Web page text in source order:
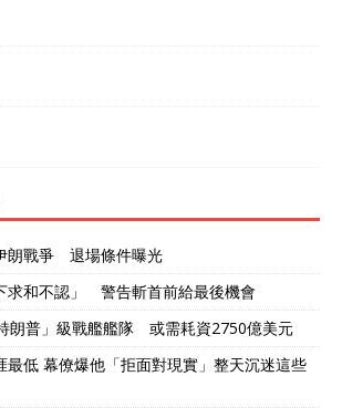
朗戰爭 退場條件曝光
求和不認」 警告斬首前給最後機會
朗普」級戰艦艦隊 或需耗資2750億美元
最低 幕僚爆他「拒面對現實」整天沉迷這些